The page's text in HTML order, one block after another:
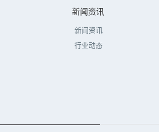
新闻资讯
新闻资讯
行业动态